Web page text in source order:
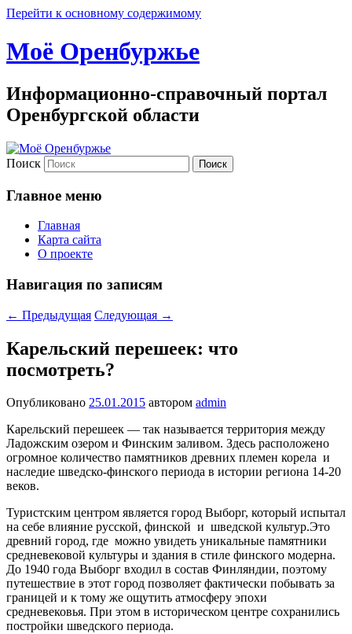
Перейти к основному содержимому
Моё Оренбуржье
Информационно-справочный портал
Оренбургской области
Поиск
Главное меню
Главная
Карта сайта
О проекте
Навигация по записям
← Предыдущая Следующая →
Карельский перешеек: что
посмотреть?
Опубликовано 25.01.2015 автором admin
Карельский перешеек — так называется территория между
Ладожским озером и Финским заливом. Здесь расположено
огромное количество памятников древних племен корела и
наследие шведско-финского периода в истории региона 14-20
веков.
Туристским центром является город Выборг, который испытал
на себе влияние русской, финской и шведской культур.Это
древний город, где можно увидеть уникальные памятники
средневековой культуры и здания в стиле финского модерна.
До 1940 года Выборг входил в состав Финляндии, поэтому
путешествие в этот город позволяет фактически побывать за
границей и к тому же ощутить атмосферу эпохи
средневековья. При этом в историческом центре сохранились
постройки шведского периода.